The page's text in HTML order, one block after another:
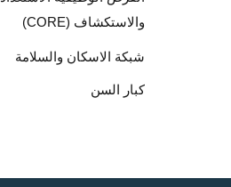
والاستكشاف (CORE)
شبكة الاسكان والسلامة
كبار السن